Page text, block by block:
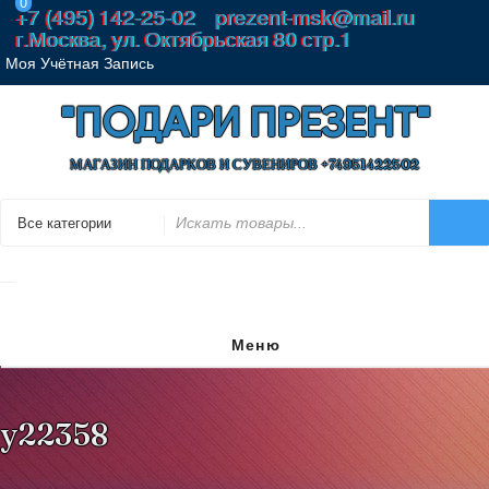
Перейти
содержимому
+7 (495) 142-25-02 prezent-msk@mail.ru
г.Москва, ул. Октябрьская 80 стр.1
Моя Учётная Запись
"ПОДАРИ ПРЕЗЕНТ"
МАГАЗИН ПОДАРКОВ И СУВЕНИРОВ +74951422502
Меню
y22358